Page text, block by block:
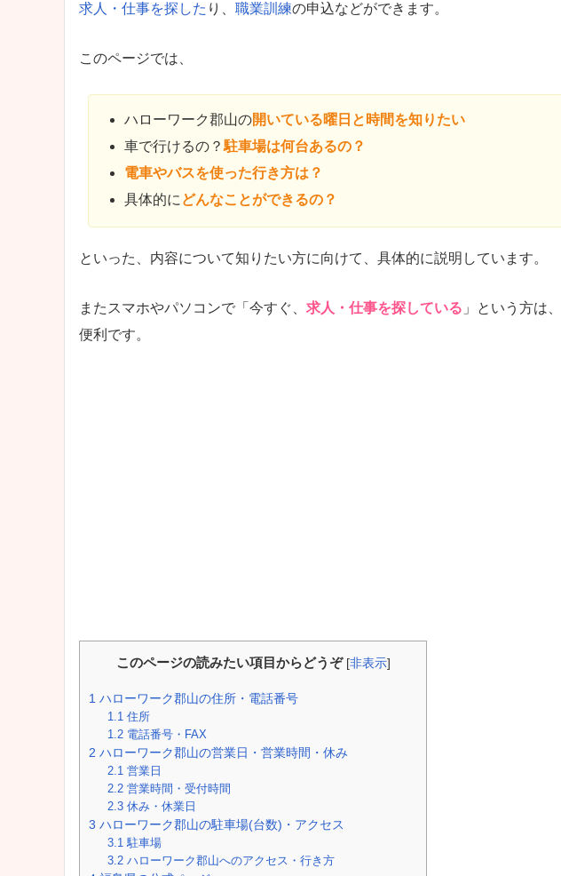
求人・仕事を探した り、 職業訓練の申込などができます。
このページでは、
ハローワーク郡山の開いている曜日と時間を知りたい
車で行けるの？ 駐車場は何台あるの？
電車やバスを使った行き方は？
具体的に どんなことができるの？
といった、内容について知りたい方に向けて、具体的に説明しています。
またスマホやパソコンで「今すぐ、 求人・仕事を探している 」という方は、
便利です。
このページの読みたい項目からどうぞ [非表示]
1 ハローワーク郡山の住所・電話番号
1.1 住所
1.2 電話番号・FAX
2 ハローワーク郡山の営業日・営業時間・休み
2.1 営業日
2.2 営業時間・受付時間
2.3 休み・休業日
3 ハローワーク郡山の駐車場(台数)・アクセス
3.1 駐車場
3.2 ハローワーク郡山へのアクセス・行き方